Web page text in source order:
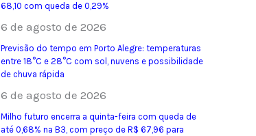
68,10 com queda de 0,29%
6 de agosto de 2026
Previsão do tempo em Porto Alegre: temperaturas
entre 18°C e 28°C com sol, nuvens e possibilidade
de chuva rápida
6 de agosto de 2026
Milho futuro encerra a quinta-feira com queda de
até 0,68% na B3, com preço de R$ 67,96 para